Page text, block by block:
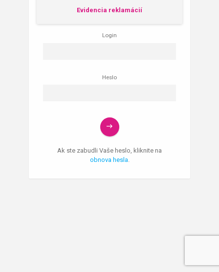
Evidencia reklamácií
Login
Heslo
Ak ste zabudli Vaše heslo, kliknite na
obnova hesla.